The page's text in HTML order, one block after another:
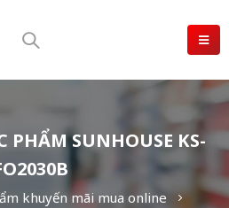
SUNHOUSE KS-
khuyến mãi mua online